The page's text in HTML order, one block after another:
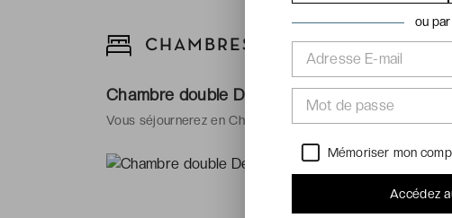
CHAMBRES
Chambre double Deluxe balcon
Vous séjournerez en Chambre Deluxe balcon pouvant
Superficie : 32 m²
Type(s) de lit(s)
ou
Adresse E-mail
Mot de passe
Mémoriser mon
Accédez